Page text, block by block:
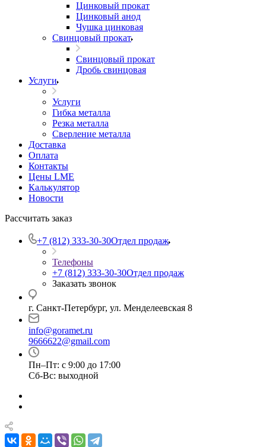
Цинковый прокат
Цинковый анод
Чушка цинковая
Свинцовый прокат
Свинцовый прокат
Дробь свинцовая
Услуги
Услуги
Гибка металла
Резка металла
Сверление металла
Доставка
Оплата
Контакты
Цены LME
Калькулятор
Новости
Рассчитать заказ
+7 (812) 333-30-30Отдел продаж
Телефоны
+7 (812) 333-30-30Отдел продаж
Заказать звонок
г. Санкт-Петербург, ул. Менделеевская 8
info@goramet.ru
9666622@gmail.com
Пн–Пт: с 9:00 до 17:00
Сб-Вс: выходной